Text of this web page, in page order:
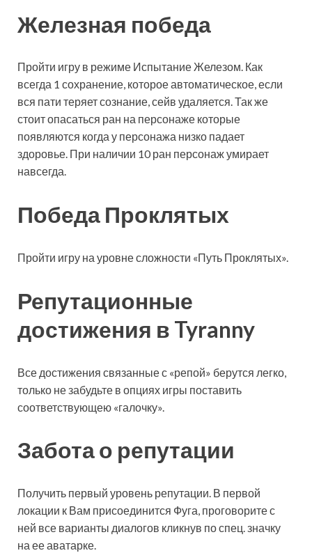
Железная победа
Пройти игру в режиме Испытание Железом. Как
всегда 1 сохранение, которое автоматическое, если
вся пати теряет сознание, сейв удаляется. Так же
стоит опасаться ран на персонаже которые
появляются когда у персонажа низко падает
здоровье. При наличии 10 ран персонаж умирает
навсегда.
Победа Проклятых
Пройти игру на уровне сложности «Путь Проклятых».
Репутационные
достижения в Tyranny
Все достижения связанные с «репой» берутся легко,
только не забудьте в опциях игры поставить
соответствующею «галочку».
Забота о репутации
Получить первый уровень репутации. В первой
локации к Вам присоединится Фуга, проговорите с
ней все варианты диалогов кликнув по спец. значку
на ее аватарке.